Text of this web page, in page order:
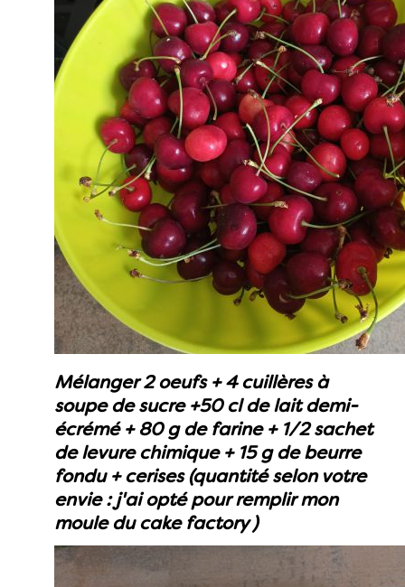
Mélanger 2 oeufs + 4 cuillères à
soupe de sucre +50 cl de lait demi-
écrémé + 80 g de farine + 1/2 sachet
de levure chimique + 15 g de beurre
fondu + cerises (quantité selon votre
envie : j'ai opté pour remplir mon
moule du cake factory )